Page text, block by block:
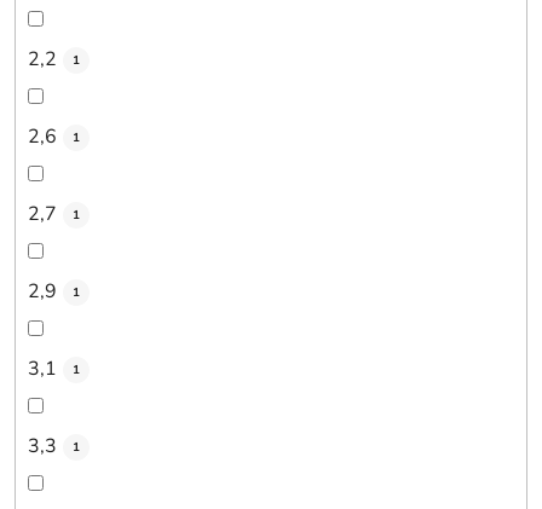
2,2 1
2,6 1
2,7 1
2,9 1
3,1 1
3,3 1